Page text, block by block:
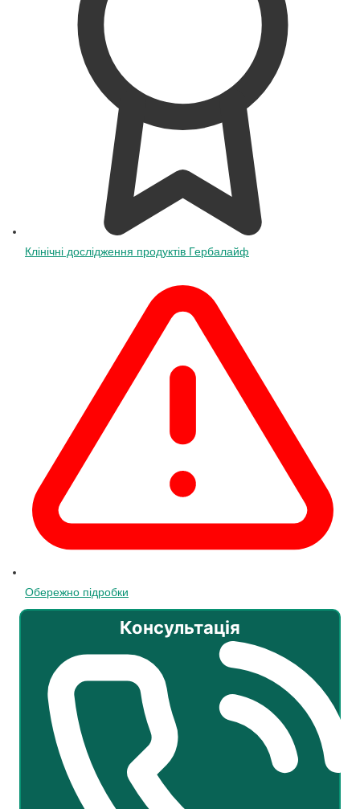
Клінічні дослідження продуктів Гербалайф
Обережно підробки
Консультація